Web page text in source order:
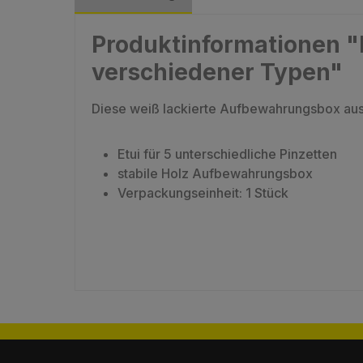
Produktinformationen
verschiedener Typen"
Diese weiß lackierte Aufbewahrungsbox
Etui für 5 unterschiedliche Pinzetten
stabile Holz Aufbewahrungsbox
Verpackungseinheit: 1 Stück